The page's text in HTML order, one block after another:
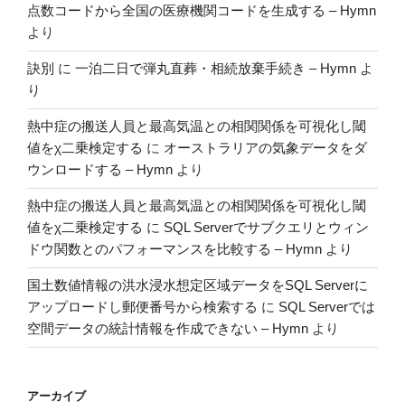
点数コードから全国の医療機関コードを生成する – Hymn
より
訣別 に 一泊二日で弾丸直葬・相続放棄手続き – Hymn よ
り
熱中症の搬送人員と最高気温との相関関係を可視化し閾
値をχ二乗検定する に オーストラリアの気象データをダ
ウンロードする – Hymn より
熱中症の搬送人員と最高気温との相関関係を可視化し閾
値をχ二乗検定する に SQL Serverでサブクエリとウィン
ドウ関数とのパフォーマンスを比較する – Hymn より
国土数値情報の洪水浸水想定区域データをSQL Serverに
アップロードし郵便番号から検索する に SQL Serverでは
空間データの統計情報を作成できない – Hymn より
アーカイブ